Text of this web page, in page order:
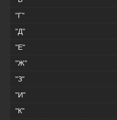
"Г"
"Д"
"Е"
"Ж"
"З"
"И"
"К"